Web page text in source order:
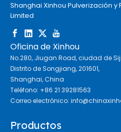
Shanghai Xinhou Pulverización y
Limited
Oficina de Xinhou
No.280, Jiugan Road, ciudad de
Distrito de Songjiang, 201601,
Shanghai, China
Teléfono: +86 21 39281563
Correo electrónico:
Productos